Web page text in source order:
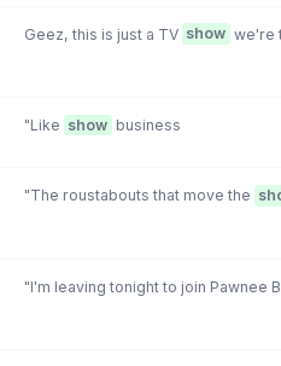
Geez, this is just a TV show we're
"Like show business
"The roustabouts that move the
"l'm leaving tonight to join Pawnee